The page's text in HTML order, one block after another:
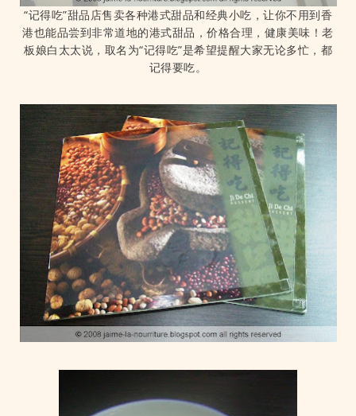
“记得吃”甜品店售卖各种港式甜品和经典小吃，让你不用到香
港也能品尝到非常道地的港式甜品，价格合理，健康美味！老
板娘白太太说，取名为“记得吃”是希望提醒大家无论多忙，都
记得要吃。